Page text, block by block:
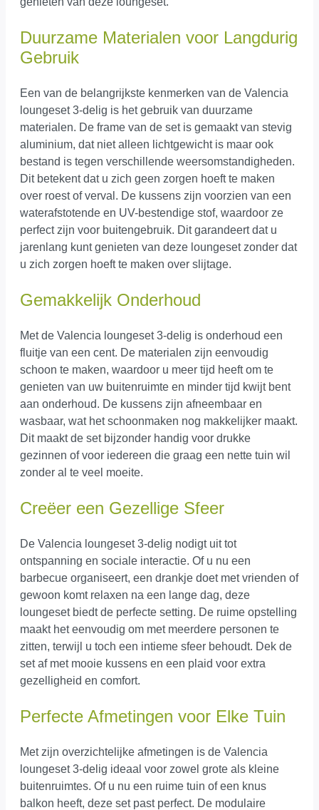
Duurzame Materialen voor Langdurig
Gebruik
Een van de belangrijkste kenmerken van de Valencia
loungeset 3-delig is het gebruik van duurzame
materialen. De frame van de set is gemaakt van stevig
aluminium, dat niet alleen lichtgewicht is maar ook
bestand is tegen verschillende weersomstandigheden.
Dit betekent dat u zich geen zorgen hoeft te maken
over roest of verval. De kussens zijn voorzien van een
waterafstotende en UV-bestendige stof, waardoor ze
perfect zijn voor buitengebruik. Dit garandeert dat u
jarenlang kunt genieten van deze loungeset zonder dat
u zich zorgen hoeft te maken over slijtage.
Gemakkelijk Onderhoud
Met de Valencia loungeset 3-delig is onderhoud een
fluitje van een cent. De materialen zijn eenvoudig
schoon te maken, waardoor u meer tijd heeft om te
genieten van uw buitenruimte en minder tijd kwijt bent
aan onderhoud. De kussens zijn afneembaar en
wasbaar, wat het schoonmaken nog makkelijker maakt.
Dit maakt de set bijzonder handig voor drukke
gezinnen of voor iedereen die graag een nette tuin wil
zonder al te veel moeite.
Creëer een Gezellige Sfeer
De Valencia loungeset 3-delig nodigt uit tot
ontspanning en sociale interactie. Of u nu een
barbecue organiseert, een drankje doet met vrienden of
gewoon komt relaxen na een lange dag, deze
loungeset biedt de perfecte setting. De ruime opstelling
maakt het eenvoudig om met meerdere personen te
zitten, terwijl u toch een intieme sfeer behoudt. Dek de
set af met mooie kussens en een plaid voor extra
gezelligheid en comfort.
Perfecte Afmetingen voor Elke Tuin
Met zijn overzichtelijke afmetingen is de Valencia
loungeset 3-delig ideaal voor zowel grote als kleine
buitenruimtes. Of u nu een ruime tuin of een knus
balkon heeft, deze set past perfect. De modulaire